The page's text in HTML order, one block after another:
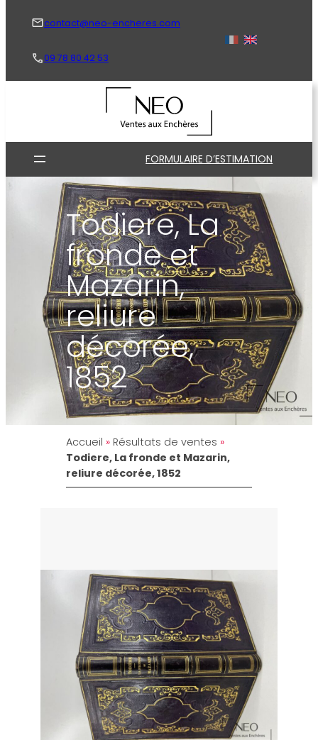
contact@neo-encheres.com
09 78 80 42 53
FORMULAIRE D’ESTIMATION
Todiere, La
fronde et
Mazarin,
reliure
décorée,
1852
Accueil » Résultats de ventes »
Todiere, La fronde et Mazarin,
reliure décorée, 1852